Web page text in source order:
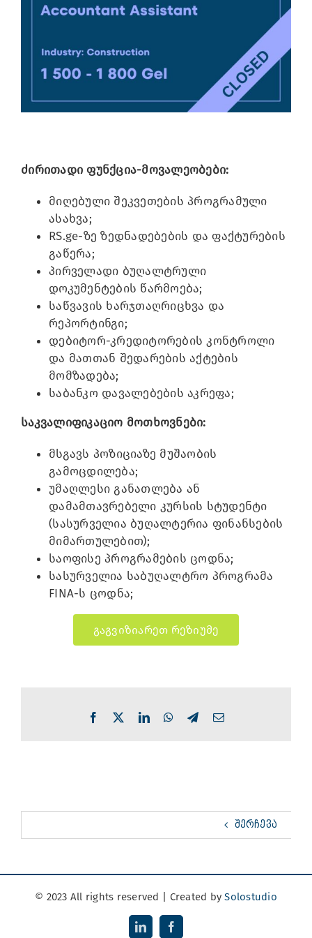
ძირითადი ფუნქცია-მოვალეობები:
მიღებული შეკვეთების პროგრამული
ასახვა;
RS.ge-ზე ზედნადებების და ფაქტურების
გაწერა;
პირველადი ბუღალტრული
დოკუმენტების წარმოება;
საწვავის ხარჯთაღრიცხვა და
რეპორტინგი;
დებიტორ-კრედიტორების კონტროლი
და მათთან შედარების აქტების
მომზადება;
საბანკო დავალებების აკრეფა;
საკვალიფიკაციო მოთხოვნები:
მსგავს პოზიციაზე მუშაობის
გამოცდილება;
უმაღლესი განათლება ან
დამამთავრებელი კურსის სტუდენტი
(სასურველია ბუღალტერია ფინანსების
მიმართულებით);
საოფისე პროგრამების ცოდნა;
სასურველია საბუღალტრო პროგრამა
FINA-ს ცოდნა;
გაგვიზიარეთ რეზიუმე
Facebook LinkedInWhatsApp
TelegramEmail
ᲨᲔᲠᲩᲔᲕᲐ
© 2023 All rights reserved | Created bySolostudio
LinkedInFacebook